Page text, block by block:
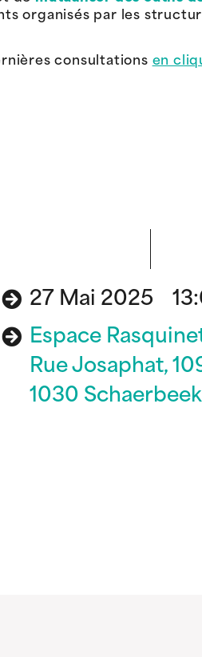
organisés par les
consultations en
27 Mai 2025
Espace
Rue Josaphat,
1030 Schaerbeek